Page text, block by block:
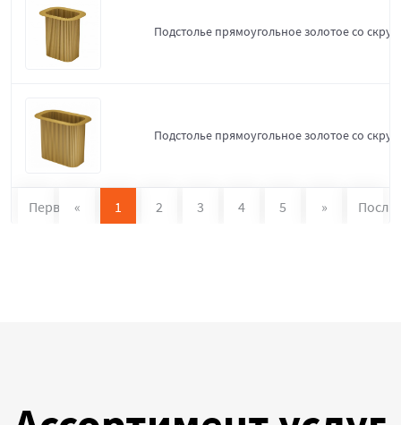
Подстолье прямоугольное золотое со
Подстолье прямоугольное золотое со
Первая « 1 2 3 4 5 »